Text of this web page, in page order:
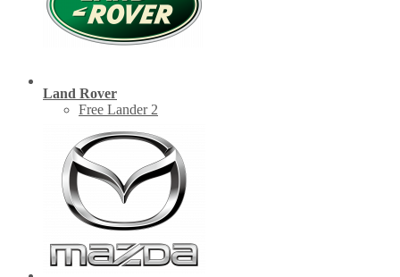
Land Rover
Free Lander 2